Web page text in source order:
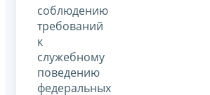
соблюдению
требований
к
служебному
поведению
федеральных